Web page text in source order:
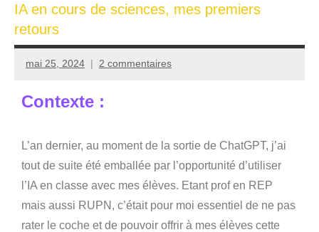
IA en cours de sciences, mes premiers
retours
mai 25, 2024
Seg0_La_Vraie
2 commentaires
Contexte :
L’an dernier, au moment de la sortie de ChatGPT, j’ai
tout de suite été emballée par l’opportunité d’utiliser
l’IA en classe avec mes élèves. Etant prof en REP
mais aussi RUPN, c’était pour moi essentiel de ne pas
rater le coche et de pouvoir offrir à mes élèves cette